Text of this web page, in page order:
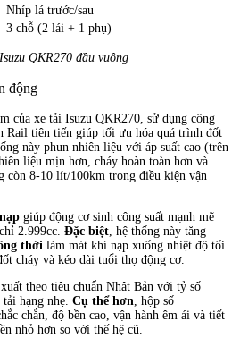
Nhíp lá trước/sau
3 chỗ (2 lái + 1 phụ)
QKR270 đầu vuông
động
của xe tải Isuzu QKR270, sử dụng công
Rail tiên tiến giúp tối ưu hóa quá trình đốt
này phun nhiên liệu với áp suất cao (trên
liệu mịn hơn, cháy hoàn toàn hơn và
còn 8-10 lít/100km trong điều kiện vận
giúp động cơ sinh công suất mạnh mẽ
2.999cc. Đặc biệt, hệ thống này tăng
thời làm mát khí nạp xuống nhiệt độ tối
cháy và kéo dài tuổi thọ động cơ.
theo tiêu chuẩn Nhật Bản với tỷ số
hạng nhẹ. Cụ thể hơn, hộp số
chắn, độ bền cao, vận hành êm ái và tiết
nhỏ hơn so với thế hệ cũ.